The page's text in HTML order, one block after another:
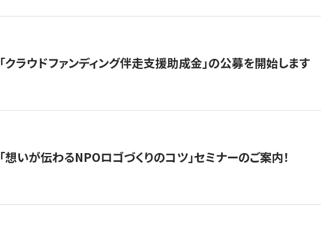
「クラウドファンディング伴走支援助成金」の公募を開始します
「想いが伝わるNPOロゴづくりのコツ」セミナーのご案内！